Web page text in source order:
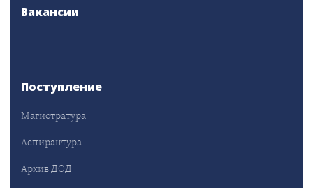
Вакансии
Поступление
Магистратура
Аспирантура
Архив ДОД